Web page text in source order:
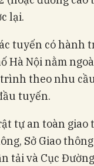
lại.
tuyến có hành
Hà Nội nằm
theo nhu
tuyến.
tự an toàn giao
Sở Giao
tải và Cục